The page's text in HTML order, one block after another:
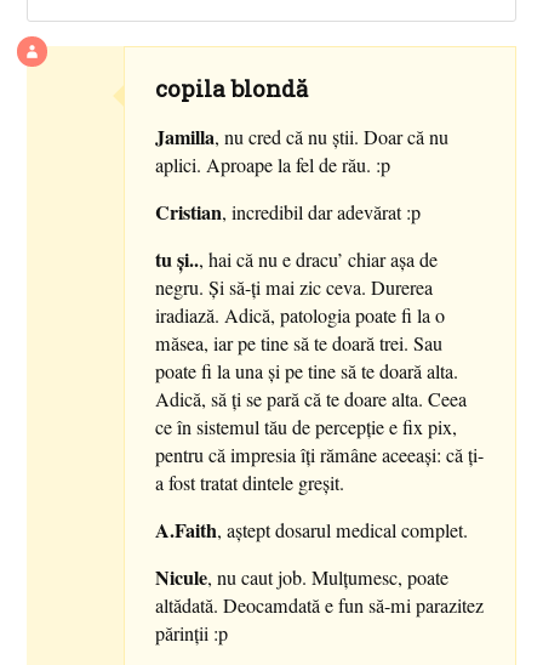
copila blondă
Jamilla, nu cred că nu ştii. Doar că nu
aplici. Aproape la fel de rău. :p
Cristian, incredibil dar adevărat :p
tu şi.., hai că nu e dracu’ chiar aşa de
negru. Şi să-ţi mai zic ceva. Durerea
iradiază. Adică, patologia poate fi la o
măsea, iar pe tine să te doară trei. Sau
poate fi la una şi pe tine să te doară alta.
Adică, să ţi se pară că te doare alta. Ceea
ce în sistemul tău de percepţie e fix pix,
pentru că impresia îţi rămâne aceeaşi: că ţi-
a fost tratat dintele greşit.
A.Faith, aştept dosarul medical complet.
Nicule, nu caut job. Mulţumesc, poate
altădată. Deocamdată e fun să-mi parazitez
părinţii :p